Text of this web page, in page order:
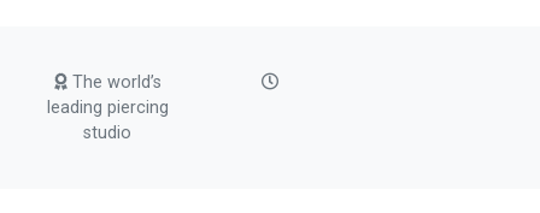
The world’s
leading piercing
studio